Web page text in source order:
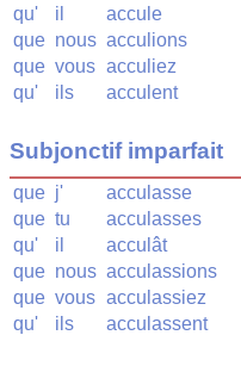
qu'
il
accule
que nous acculions
que vous acculiez
qu'
ils acculent
Subjonctif imparfait
que j'
acculasse
que tu
acculasses
qu'
il
acculât
que nous acculassions
que vous acculassiez
qu'
ils acculassent